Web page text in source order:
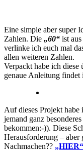
Eine simple aber super
Zahlen. Die „60“ ist
verlinke ich euch mal
allen weiteren Zahlen.
Verpackt habe ich diese
genaue Anleitung findet
Auf dieses Projekt habe
jemand ganz
bekommen:-)). Diese
Herausforderung – aber
Nachmachen?? „HIER“